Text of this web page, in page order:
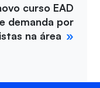
curso EAD
demanda por
na área